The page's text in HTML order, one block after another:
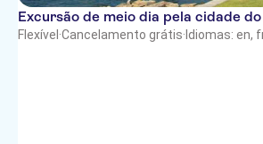
Excursão de meio dia pela cidade
Flexível ·Cancelamento grátis· Idiomas: en,